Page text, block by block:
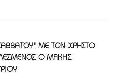
ΜΕ ΤΟΝ ΧΡΗΣΤΟ
Ο ΜΑΚΗΣ